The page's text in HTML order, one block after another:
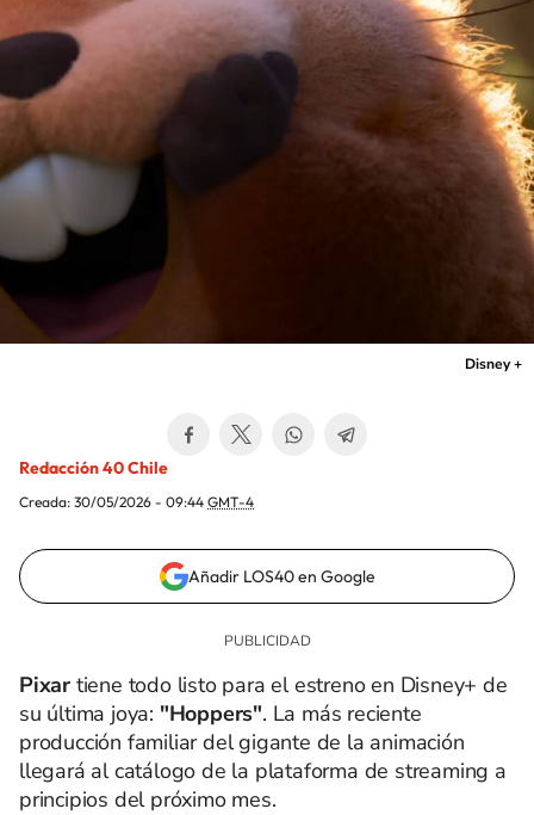
Disney +
Redacción 40 Chile
Creada: 30/05/2026 - 09:44 GMT-4
Añadir LOS40 en Google
Pixar tiene todo listo para el estreno en Disney+ de
su última joya: "Hoppers". La más reciente
producción familiar del gigante de la animación
llegará al catálogo de la plataforma de streaming a
principios del próximo mes.